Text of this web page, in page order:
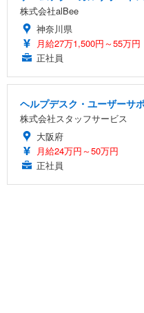
株式会社alBee
神奈川県
月給27万1,500円～55万円
正社員
ヘルプデスク・ユーザーサ
株式会社スタッフサービス
大阪府
月給24万円～50万円
正社員